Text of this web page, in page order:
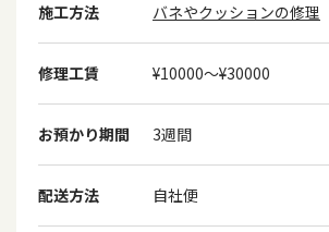
施工方法 バネやクッションの修理
修理工賃 ¥10000〜¥30000
お預かり期間 3週間
配送方法 自社便